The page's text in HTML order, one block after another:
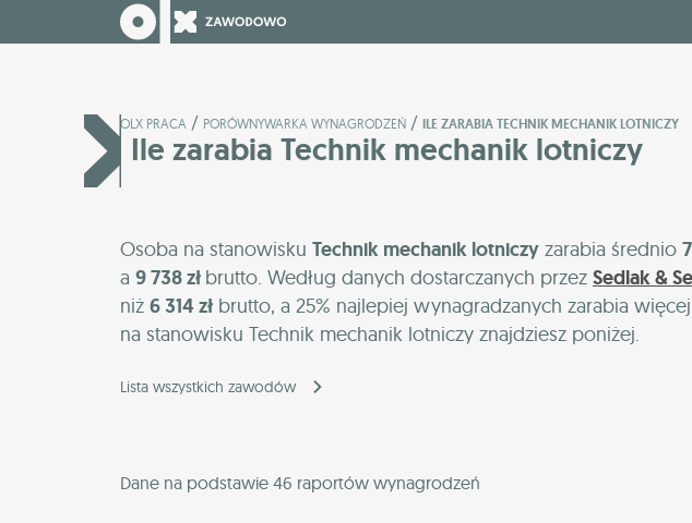
OLX PRACA / PORÓWNYWARKA WYNAGRODZEŃ / ILE ZARABIA TECHNIK MECHANIK LOTNICZY
Ile zarabia Technik mechanik lotniczy
Osoba na stanowisku Technik mechanik lotniczy zarabia średnio
a 9 738 zł brutto. Według danych dostarczanych przez Sedlak &
niż 6 314 zł brutto, a 25% najlepiej wynagradzanych zarabia
na stanowisku Technik mechanik lotniczy znajdziesz poniżej.
Lista wszystkich zawodów
Dane na podstawie 46 raportów wynagrodzeń